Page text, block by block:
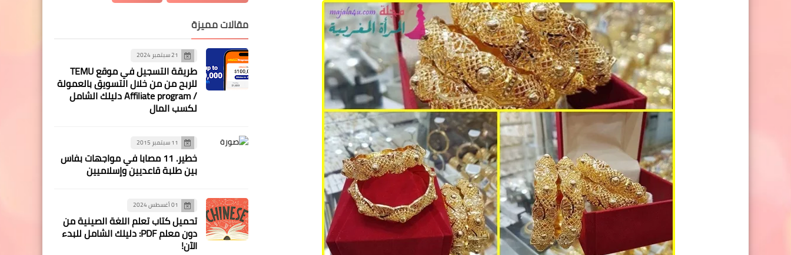
مقالات مميزة
21 سبتمبر 2024
طريقة التسجيل في موقع TEMU
للربح من من خلال التسويق بالعمولة
/ Affiliate program دليلك الشامل
لكسب المال
11 سبتمبر 2015
خطير. 11 مصابا في مواجهات بفاس
بين طلبة قاعديين وإسلاميين
01 أغسطس 2024
تحميل كتاب تعلم اللغة الصينية من
دون معلم PDF: دليلك الشامل للبدء
الآن!